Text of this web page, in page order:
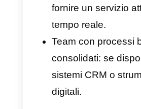
più avanzate
Curva di
per i nuovi
Non ideale per
Aggiornamenti